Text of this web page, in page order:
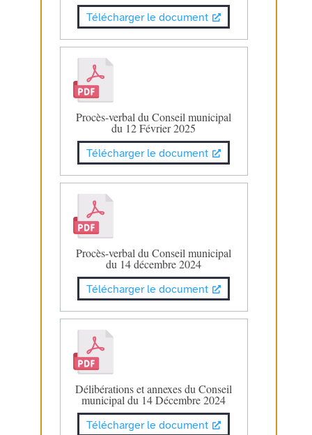
Télécharger le document
Procès-verbal du Conseil municipal
du 12 Février 2025
Télécharger le document
Procès-verbal du Conseil municipal
du 14 décembre 2024
Télécharger le document
Délibérations et annexes du Conseil
municipal du 14 Décembre 2024
Télécharger le document